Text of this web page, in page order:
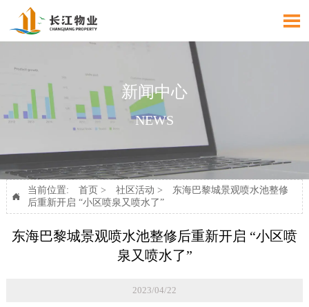

新闻中心
NEWS

当前位置: 首页 > 社区活动 >
东海巴黎城景观喷水池整修
后重新开启 “小区喷泉又喷水了”
东海巴黎城景观喷水池整修后重新开启 “小区喷
泉又喷水了”
2023/04/22